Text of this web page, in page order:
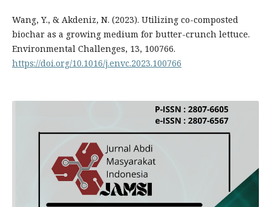
Wang, Y., & Akdeniz, N. (2023). Utilizing co-composted
biochar as a growing medium for butter-crunch lettuce.
Environmental Challenges, 13, 100766.
https://doi.org/10.1016/j.envc.2023.100766